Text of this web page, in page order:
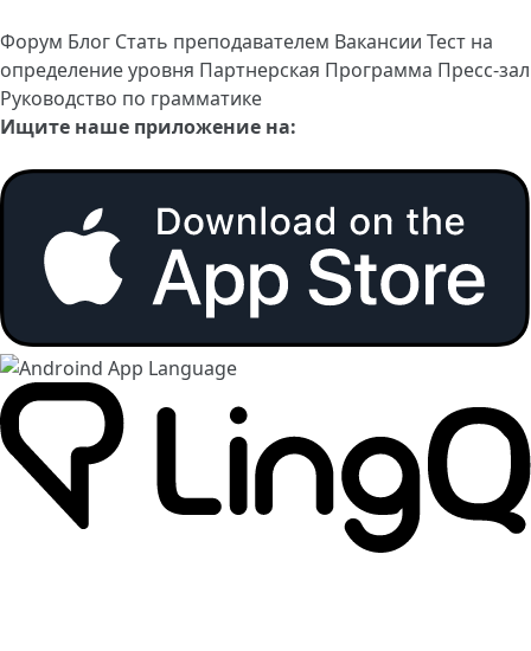
Форум Блог Стать преподавателем Вакансии Тест на
определение уровня Партнерская Программа Пресс-зал
Руководство по грамматике
Ищите наше приложение на: